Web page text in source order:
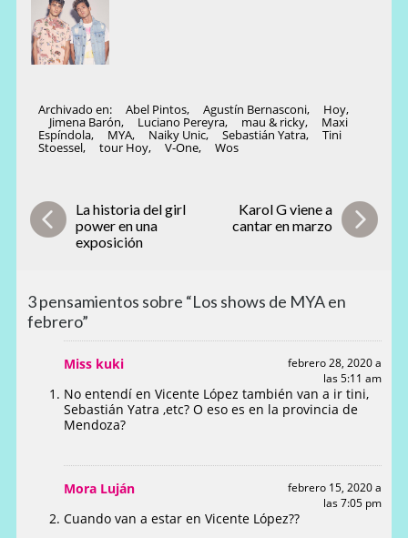
Archivado en: Abel Pintos, Agustín Bernasconi, Hoy,
Jimena Barón, Luciano Pereyra, mau & ricky, Maxi
Espíndola, MYA, Naiky Unic, Sebastián Yatra, Tini
Stoessel, tour Hoy, V-One, Wos
La historia del girl
power en una
exposición
Karol G viene a
cantar en marzo
3 pensamientos sobre “Los shows de MYA en
febrero”
Miss kuki
febrero 28, 2020 a
las 5:11 am
No entendí en Vicente López también van a ir tini,
Sebastián Yatra ,etc? O eso es en la provincia de
Mendoza?
Mora Luján
febrero 15, 2020 a
las 7:05 pm
Cuando van a estar en Vicente López??